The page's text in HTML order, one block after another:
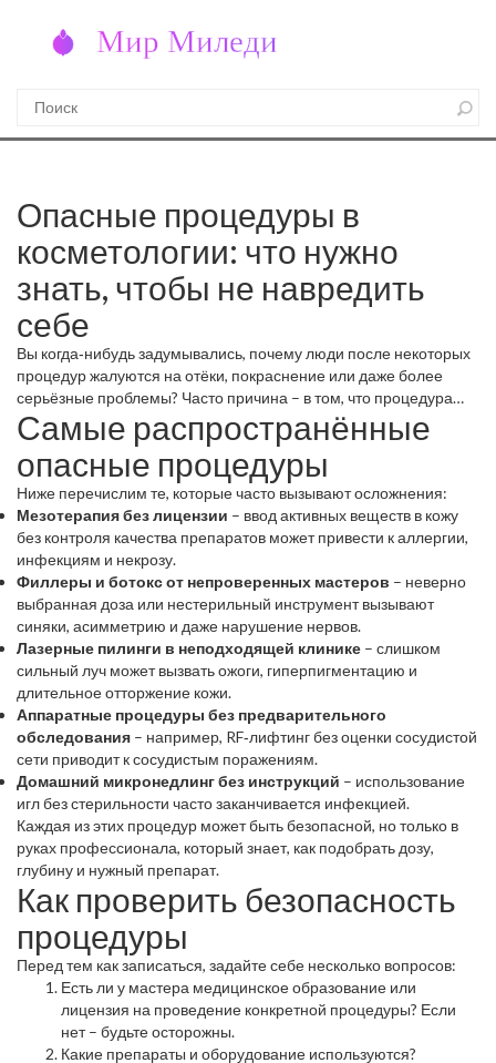
Опасные процедуры в
косметологии: что нужно
знать, чтобы не навредить
себе
Вы когда‑нибудь задумывались, почему люди после некоторых
процедур жалуются на отёки, покраснение или даже более
серьёзные проблемы? Часто причина – в том, что процедура
была проведена без должного контроля или просто
небезопасна. В этой статье разберём, какие процедуры стоит
ставить под вопрос, какие признаки указывают на
потенциальный риск и как выбрать надёжного специалиста.
Самые распространённые
опасные процедуры
Ниже перечислим те, которые часто вызывают осложнения:
Мезотерапия без лицензии – ввод активных веществ в кожу
без контроля качества препаратов может привести к аллергии,
инфекциям и некрозу.
Филлеры и ботокс от непроверенных мастеров – неверно
выбранная доза или нестерильный инструмент вызывают
синяки, асимметрию и даже нарушение нервов.
Лазерные пилинги в неподходящей клинике – слишком
сильный луч может вызвать ожоги, гиперпигментацию и
длительное отторжение кожи.
Аппаратные процедуры без предварительного
обследования – например, RF‑лифтинг без оценки сосудистой
сети приводит к сосудистым поражениям.
Домашний микронедлинг без инструкций – использование
игл без стерильности часто заканчивается инфекцией.
Каждая из этих процедур может быть безопасной, но только в
руках профессионала, который знает, как подобрать дозу,
глубину и нужный препарат.
Как проверить безопасность
процедуры
Перед тем как записаться, задайте себе несколько вопросов:
Есть ли у мастера медицинское образование или
лицензия на проведение конкретной процедуры? Если
нет – будьте осторожны.
Какие препараты и оборудование используются?